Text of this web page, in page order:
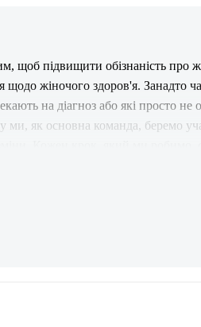
підвищити обізнаність про
жіночого здоров'я. Занадто
на діагноз або які просто
ми, як основна команда, беремо
місію - шляхом внесення